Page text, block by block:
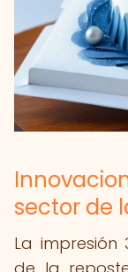
sector de
La